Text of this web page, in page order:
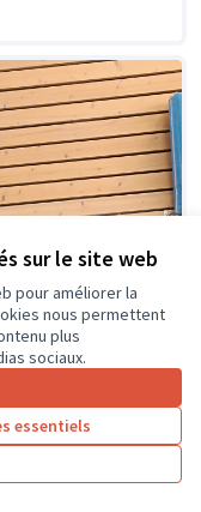
sur le site web
pour améliorer la
nous permettent
plus
sociaux.
essentiels